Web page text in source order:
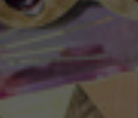
Spielstätten
Spielzeitheft